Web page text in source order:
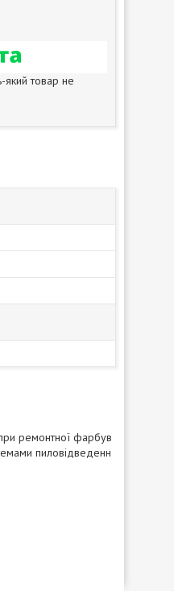
який товар не
ремонтної фарбув
пиловідведенн